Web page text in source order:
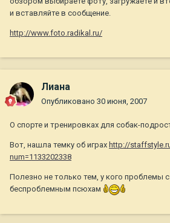
и вставляйте в сообщение.
http://www.foto.radikal.ru/
Лиана
Опубликовано 30 июня, 2007
О спорте и тренировках для собак-
Вот, нашла темку об играх http://
num=1133202338
Полезно не только тем, у кого проблемы
беспроблемным псюхам